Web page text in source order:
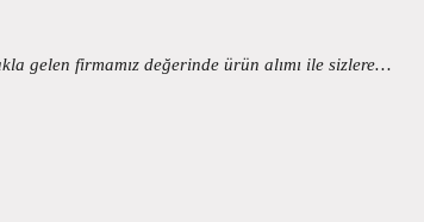
gelen firmamız değerinde ürün alımı ile sizlere…